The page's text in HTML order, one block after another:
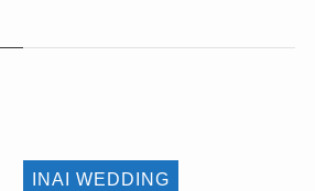
INAI WEDDING